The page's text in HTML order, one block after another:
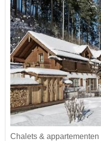
Chalets & appartementen